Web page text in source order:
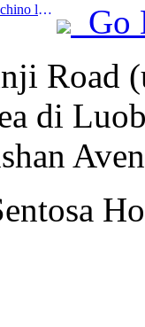
Prev:La città sull'acqua di Gubei a Pechino lancia sconti turistici estivi
Go
Road
di